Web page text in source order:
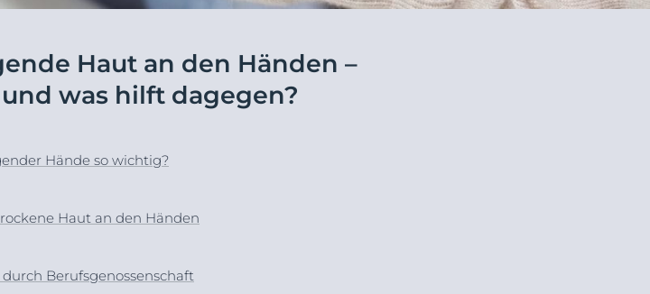
Hyaluron-Filler - Alle
Produkte
pH5
Ultra Sensitive & Anti-
Haut an den Händen –
was hilft dagegen?
Hände so wichtig?
Haut an den Händen
Berufsgenossenschaft